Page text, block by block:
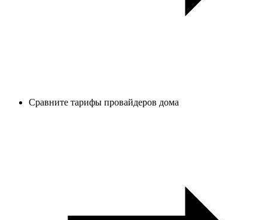
Сравните тарифы провайдеров дома